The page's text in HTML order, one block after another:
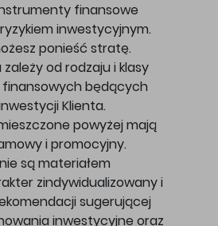
finansowe
inwestycyjnym.
ponieść stratę.
od rodzaju i klasy
będących
Klienta.
powyżej mają
i promocyjny.
są materiałem
zindywidualizowany i
sugerującej
inwestycyjne oraz